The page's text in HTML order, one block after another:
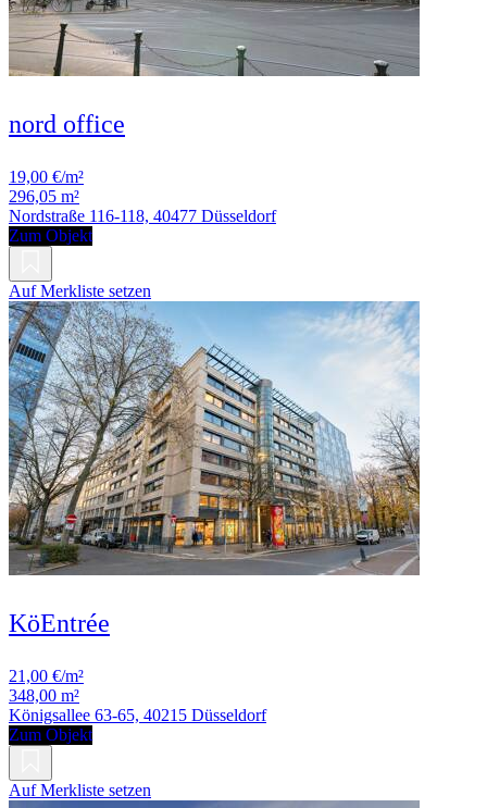
nord office
19,00 €/m²
296,05 m²
Nordstraße 116-118, 40477 Düsseldorf
Zum Objekt
Auf Merkliste setzen
KöEntrée
21,00 €/m²
348,00 m²
Königsallee 63-65, 40215 Düsseldorf
Zum Objekt
Auf Merkliste setzen